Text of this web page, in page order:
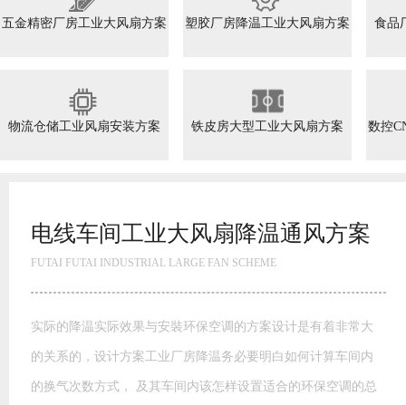
五金精密厂房工业大风扇方案 塑胶厂房降温工业大风扇方案 食品
物流仓储工业风扇安装方案 铁皮房大型工业大风扇方案 数控
高大空间工业大风扇方案
FUTAI FUTAI INDUSTRIAL LARGE FAN SCHEME
模具模胚车间工业大风扇通风方案 玩具厂降温水帘风机降温方
案湿帘”降温是通过蒸发降温的一种高效经济的降温方式。干热
空气通过水帘进入室内，由于水帘内孔壁均匀布满水膜，这样